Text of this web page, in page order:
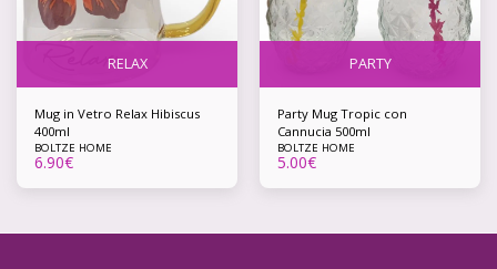
RELAX
Mug in Vetro Relax Hibiscus
400ml
BOLTZE HOME
6.90€
PARTY
Party Mug Tropic con
Cannucia 500ml
BOLTZE HOME
5.00€